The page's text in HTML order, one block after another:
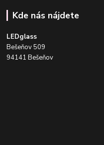
Kde nás nájdete
LEDglass
Bešeňov 509
94141 Bešeňov